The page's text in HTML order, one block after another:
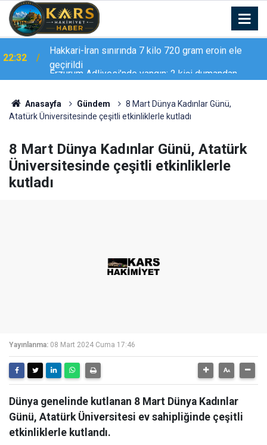
21:02
Erzurum Adliyesi’nde yangın: 2 kişi dumandan
etkilendi
Anasayfa Gündem
8 Mart Dünya Kadınlar Günü,
Atatürk Üniversitesinde çeşitli etkinliklerle kutladı
8 Mart Dünya Kadınlar Günü, Atatürk
Üniversitesinde çeşitli etkinliklerle
kutladı
Yayınlanma: 08 Mart 2024 Cuma 17:46
Dünya genelinde kutlanan 8 Mart Dünya Kadınlar
Günü, Atatürk Üniversitesi ev sahipliğinde çeşitli
etkinliklerle kutlandı.